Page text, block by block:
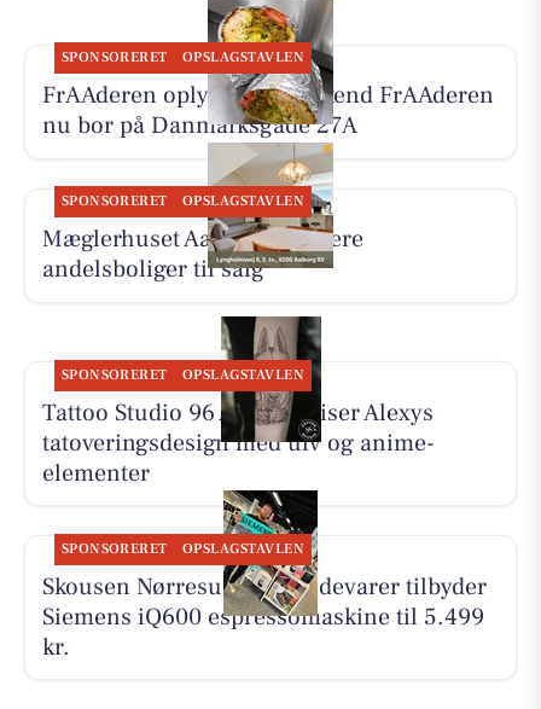
SPONSORERET OPSLAGSTAVLEN
FrAAderen oplyser, at Weekend FrAAderen
nu bor på Danmarksgade 27A
SPONSORERET OPSLAGSTAVLEN
Mæglerhuset Aalborg har flere
andelsboliger til salg
SPONSORERET OPSLAGSTAVLEN
Tattoo Studio 96 Aalborg viser Alexys
tatoveringsdesign med ulv og anime-
elementer
SPONSORERET OPSLAGSTAVLEN
Skousen Nørresundby Hvidevarer tilbyder
Siemens iQ600 espressomaskine til 5.499
kr.